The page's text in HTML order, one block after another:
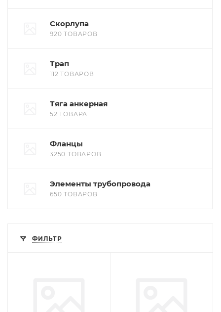
Скорлупа
920 ТОВАРОВ
Трап
112 ТОВАРОВ
Тяга анкерная
52 ТОВАРА
Фланцы
3250 ТОВАРОВ
Элементы трубопровода
650 ТОВАРОВ
ФИЛЬТР